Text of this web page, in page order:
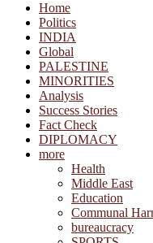
Home
Politics
INDIA
Global
PALESTINE
MINORITIES
Analysis
Success Stories
Fact Check
DIPLOMACY
more
Health
Middle East
Education
Communal
bureaucracy